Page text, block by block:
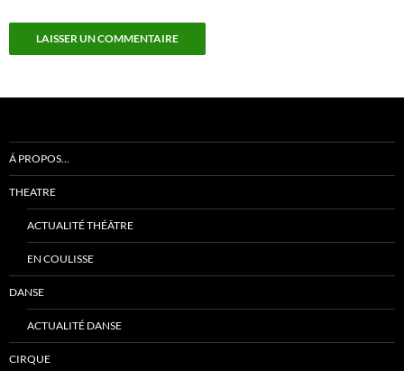
Á PROPOS…
THEATRE
ACTUALITÉ THÉÂTRE
EN COULISSE
DANSE
ACTUALITÉ DANSE
CIRQUE